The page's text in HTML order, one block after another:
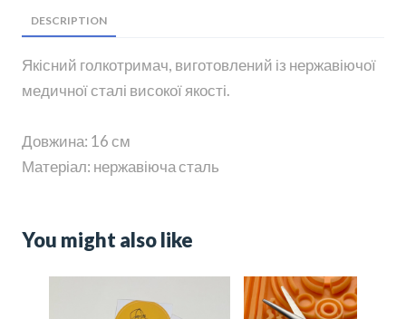
DESCRIPTION
Якісний голкотримач, виготовлений із нержавіючої
медичної сталі високої якості.
Довжина: 16 см
Матеріал: нержавіюча сталь
You might also like